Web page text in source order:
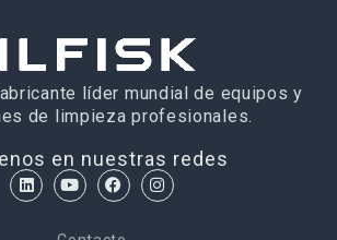
líder mundial de equipos y
de limpieza profesionales.
en nuestras redes